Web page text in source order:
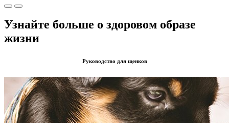
Узнайте больше о здоровом образе
жизни
Руководство для щенков